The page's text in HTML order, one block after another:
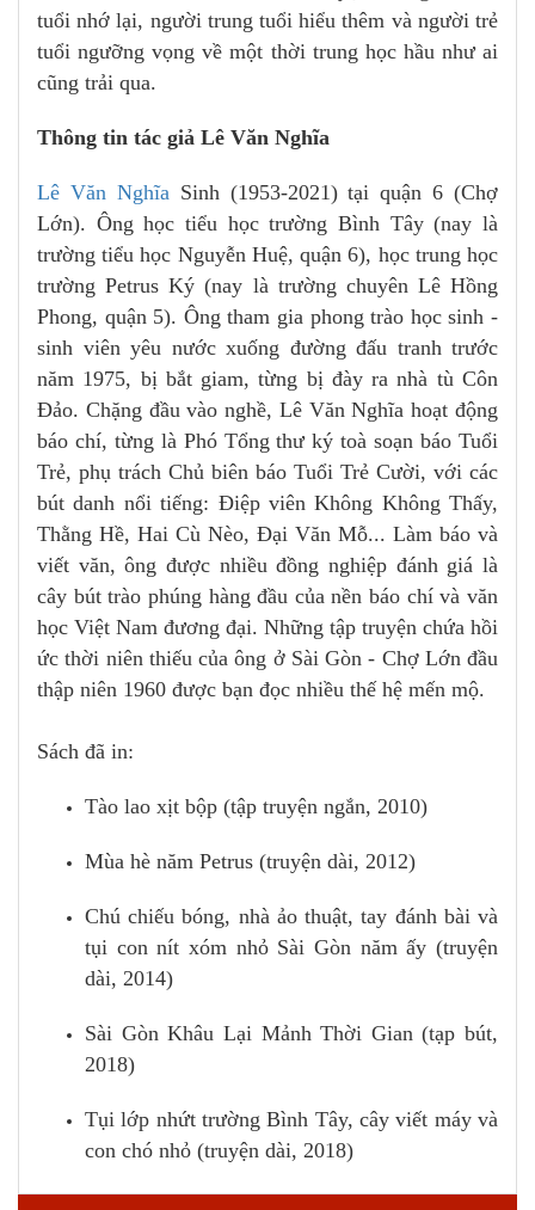
tuổi nhớ lại, người trung tuổi hiểu thêm và người trẻ
tuổi ngưỡng vọng về một thời trung học hầu như ai
cũng trải qua.
Thông tin tác giả Lê Văn Nghĩa
Lê Văn Nghĩa Sinh (1953-2021) tại quận 6 (Chợ
Lớn). Ông học tiểu học trường Bình Tây (nay là
trường tiểu học Nguyễn Huệ, quận 6), học trung học
trường Petrus Ký (nay là trường chuyên Lê Hồng
Phong, quận 5). Ông tham gia phong trào học sinh -
sinh viên yêu nước xuống đường đấu tranh trước
năm 1975, bị bắt giam, từng bị đày ra nhà tù Côn
Đảo. Chặng đầu vào nghề, Lê Văn Nghĩa hoạt động
báo chí, từng là Phó Tổng thư ký toà soạn báo Tuổi
Trẻ, phụ trách Chủ biên báo Tuổi Trẻ Cười, với các
bút danh nổi tiếng: Điệp viên Không Không Thấy,
Thằng Hề, Hai Cù Nèo, Đại Văn Mỗ... Làm báo và
viết văn, ông được nhiều đồng nghiệp đánh giá là
cây bút trào phúng hàng đầu của nền báo chí và văn
học Việt Nam đương đại. Những tập truyện chứa hồi
ức thời niên thiếu của ông ở Sài Gòn - Chợ Lớn đầu
thập niên 1960 được bạn đọc nhiều thế hệ mến mộ.
Sách đã in:
Tào lao xịt bộp (tập truyện ngắn, 2010)
Mùa hè năm Petrus (truyện dài, 2012)
Chú chiếu bóng, nhà ảo thuật, tay đánh bài và
tụi con nít xóm nhỏ Sài Gòn năm ấy (truyện
dài, 2014)
Sài Gòn Khâu Lại Mảnh Thời Gian (tạp bút,
2018)
Tụi lớp nhứt trường Bình Tây, cây viết máy và
con chó nhỏ (truyện dài, 2018)